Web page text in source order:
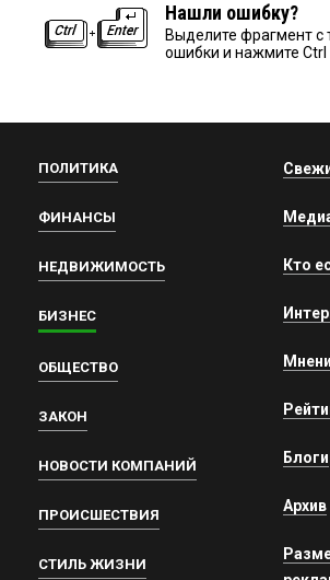
Нашли ошибку?
Выделите фрагмент с
ошибки и нажмите Ctrl
ПОЛИТИКА
ФИНАНСЫ
НЕДВИЖИМОСТЬ
БИЗНЕС
ОБЩЕСТВО
ЗАКОН
НОВОСТИ КОМПАНИЙ
ПРОИСШЕСТВИЯ
СТИЛЬ ЖИЗНИ
Кто
Блоги
Архив